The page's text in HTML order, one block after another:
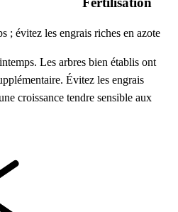
; évitez les engrais riches en azote
Les arbres bien établis ont
Évitez les engrais
croissance tendre sensible aux